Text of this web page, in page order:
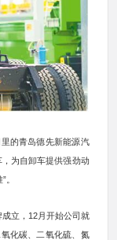
的青岛德先新能源汽
为自卸车提供强劲动
。
立，12月开始公司就
化碳、二氧化硫、氮